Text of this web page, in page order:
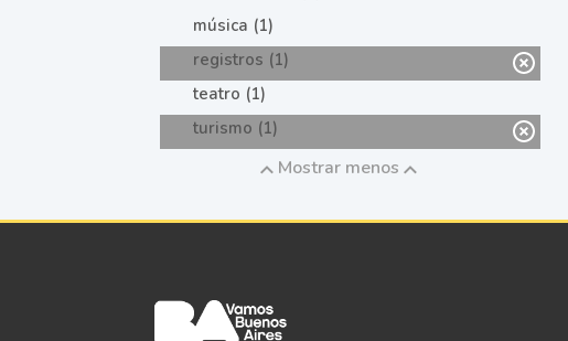
música (1)
registros (1)
teatro (1)
turismo (1)
Mostrar menos